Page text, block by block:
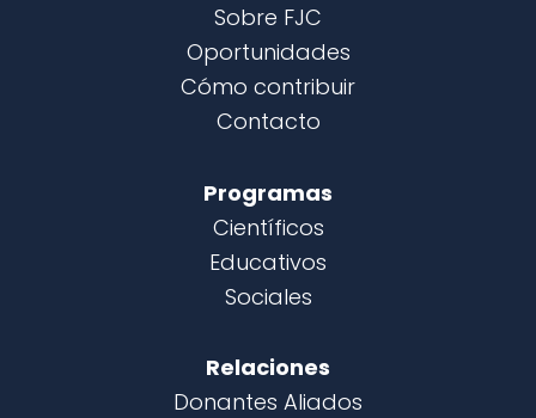
Sobre FJC
Oportunidades
Cómo contribuir
Contacto
Programas
Científicos
Educativos
Sociales
Relaciones
Donantes Aliados